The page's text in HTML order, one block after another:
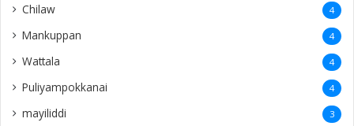
Chilaw 4
Mankuppan 4
Wattala 4
Puliyampokkanai 4
mayiliddi 3